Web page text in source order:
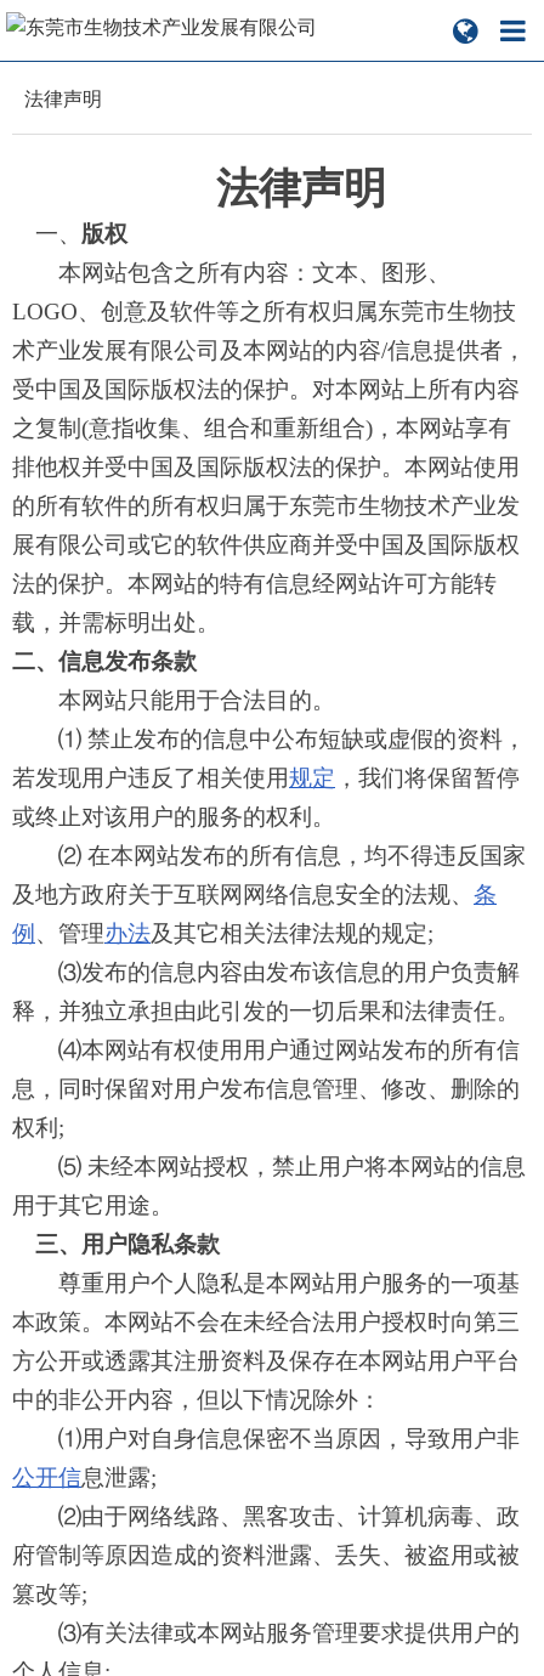
法律声明
法律声明
一、 版权
本网站包含之所有内容：文本、图形、
LOGO、创意及软件等之所有权归属东莞市生物技
术产业发展有限公司及本网站的内容/信息提供者，
受中国及国际版权法的保护。对本网站上所有内容
之复制(意指收集、组合和重新组合)，本网站享有
排他权并受中国及国际版权法的保护。本网站使用
的所有软件的所有权归属于东莞市生物技术产业发
展有限公司或它的软件供应商并受中国及国际版权
法的保护。本网站的特有信息经网站许可方能转
载，并需标明出处。
二、信息发布条款
本网站只能用于合法目的。
⑴ 禁止发布的信息中公布短缺或虚假的资料，
若发现用户违反了相关使用规定 ，我们将保留暂停
或终止对该用户的服务的权利。
⑵ 在本网站发布的所有信息，均不得违反国家
及地方政府关于互联网网络信息安全的法规、 条
例 、管理办法及其它相关法律法规的规定;
⑶发布的信息内容由发布该信息的用户负责解
释，并独立承担由此引发的一切后果和法律责任。
⑷本网站有权使用用户通过网站发布的所有信
息，同时保留对用户发布信息管理、修改、删除的
权利;
⑸ 未经本网站授权，禁止用户将本网站的信息
用于其它用途。
三、用户隐私条款
尊重用户个人隐私是本网站用户服务的一项基
本政策。本网站不会在未经合法用户授权时向第三
方公开或透露其注册资料及保存在本网站用户平台
中的非公开内容，但以下情况除外：
⑴用户对自身信息保密不当原因，导致用户非
公开信息泄露;
⑵由于网络线路、黑客攻击、计算机病毒、政
府管制等原因造成的资料泄露、丢失、被盗用或被
篡改等;
⑶有关法律或本网站服务管理要求提供用户的